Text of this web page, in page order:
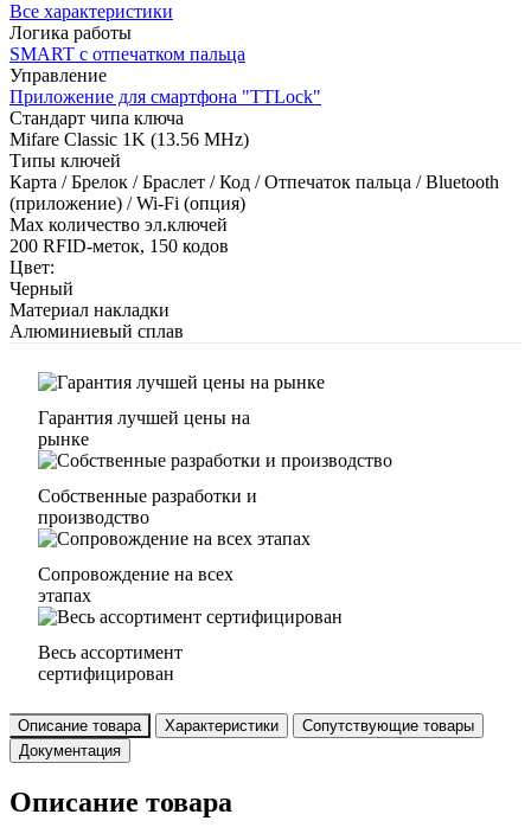
Все характеристики
Логика работы
SMART с отпечатком пальца
Управление
Приложение для смартфона "TTLock"
Стандарт чипа ключа
Mifare Classic 1K (13.56 MHz)
Типы ключей
Карта / Брелок / Браслет / Код / Отпечаток пальца / Bluetooth
(приложение) / Wi-Fi (опция)
Max количество эл.ключей
200 RFID-меток, 150 кодов
Цвет:
Черный
Материал накладки
Алюминиевый сплав
Гарантия лучшей цены на
рынке
Собственные разработки и
производство
Сопровождение на всех
этапах
Весь ассортимент
сертифицирован
Описание товара Характеристики
Сопутствующие товары
Документация
Описание товара